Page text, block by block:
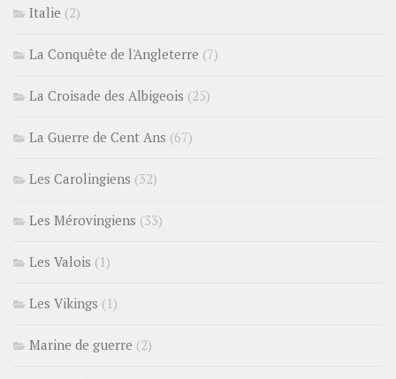
Italie (2)
La Conquête de l'Angleterre (7)
La Croisade des Albigeois (25)
La Guerre de Cent Ans (67)
Les Carolingiens (32)
Les Mérovingiens (33)
Les Valois (1)
Les Vikings (1)
Marine de guerre (2)